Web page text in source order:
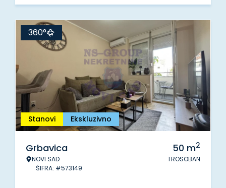
Stanovi Ekskluzivno
360°
Grbavica
NOVI SAD
ŠIFRA: #573149
50 m2
TROSOBAN